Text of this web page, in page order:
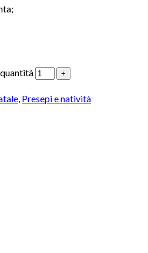
Presepi e natività